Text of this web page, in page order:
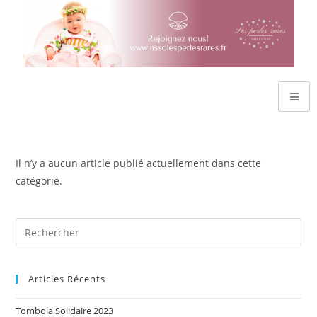
Il n’y a aucun article publié actuellement dans cette
catégorie.
Articles Récents
Tombola Solidaire 2023